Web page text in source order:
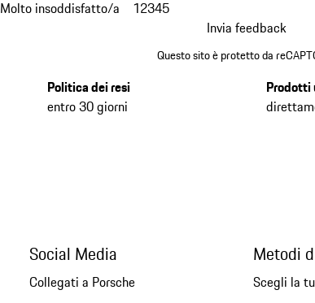
Molto insoddisfatto/a 12345
Invia feedback
Questo sito è protetto da
Politica dei resi
entro 30 giorni
Prodotti
Social Media
Collegati a Porsche
Metodi
Scegli la